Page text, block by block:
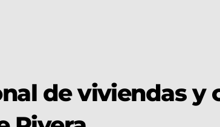
de viviendas y